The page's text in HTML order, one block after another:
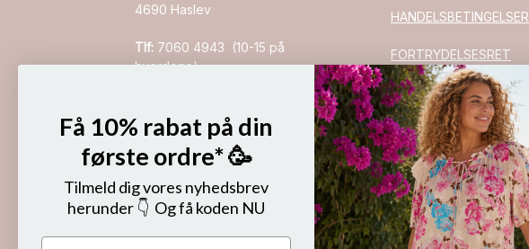
4690 Haslev
Tlf: 7060 4943 (10-15 på
hverdage)
CVR 43847147
Brammers Webshop ApS
HANDELSBETINGELSER
FORTRYDELSESRET
PRODUKTSIKKERHED
(GPSR)
COOKIE OG
PRIVATLIVSPOLITIK
FORTRYD KØB
OM BUTIK RIKKE
Få 10% rabat på din
første ordre* 🥳
Tilmeld dig vores nyhedsbrev
herunder 👇 Og få koden NU